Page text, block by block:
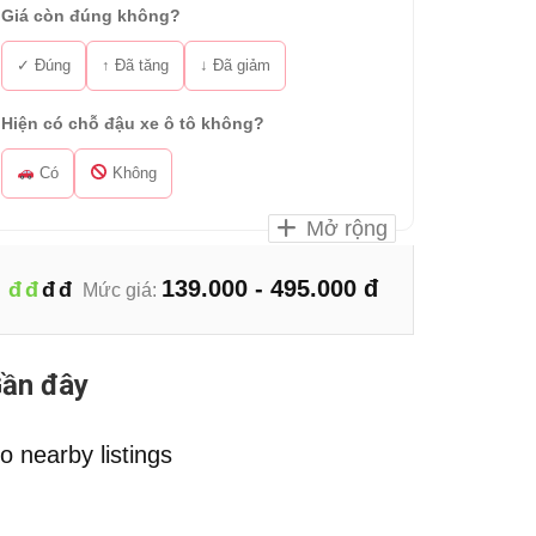
Giá còn đúng không?
✓ Đúng ↑ Đã tăng ↓ Đã giảm
Hiện có chỗ đậu xe ô tô không?
Có Không
Mở rộng
đđđđ Mức giá: 139.000 - 495.000 đ
đây
nearby listings